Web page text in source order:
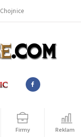
Chojnice
Firmy Reklama